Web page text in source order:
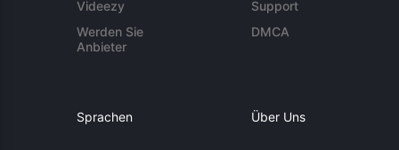
Videezy
Werden Sie
Anbieter
Support
DMCA
Sprachen Über Uns